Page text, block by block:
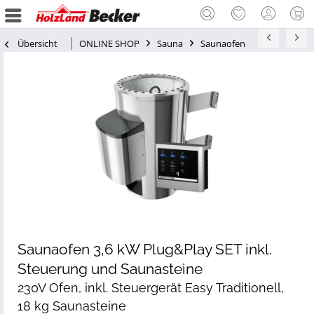
Übersicht ONLINE SHOP Sauna Saunaofen
Saunaofen 3,6 kW Plug&Play SET inkl.
Steuerung und Saunasteine
230V Ofen, inkl. Steuergerät Easy Traditionell,
18 kg Saunasteine